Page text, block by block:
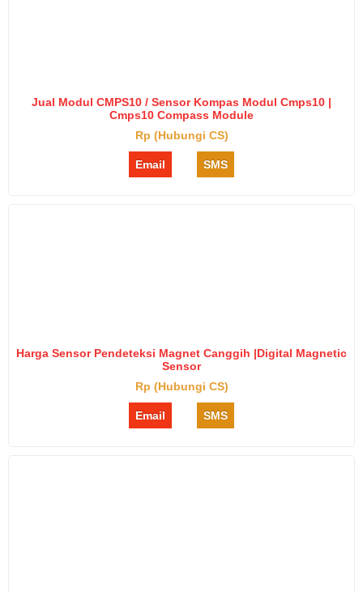
Jual Modul CMPS10 / Sensor Kompas Modul Cmps10 |
Cmps10 Compass Module
Rp (Hubungi CS)
Email SMS
Harga Sensor Pendeteksi Magnet Canggih |Digital Magnetic
Sensor
Rp (Hubungi CS)
Email SMS